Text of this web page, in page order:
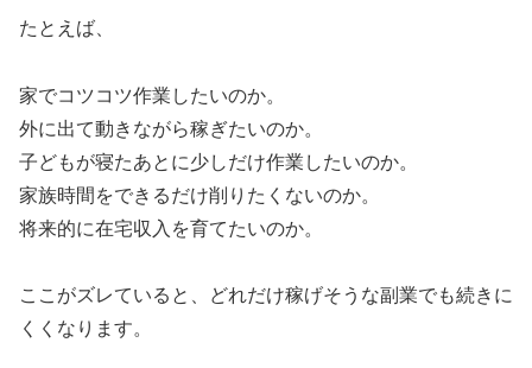
たとえば、
家でコツコツ作業したいのか。
外に出て動きながら稼ぎたいのか。
子どもが寝たあとに少しだけ作業したいのか。
家族時間をできるだけ削りたくないのか。
将来的に在宅収入を育てたいのか。
ここがズレていると、どれだけ稼げそうな副業でも続きに
くくなります。